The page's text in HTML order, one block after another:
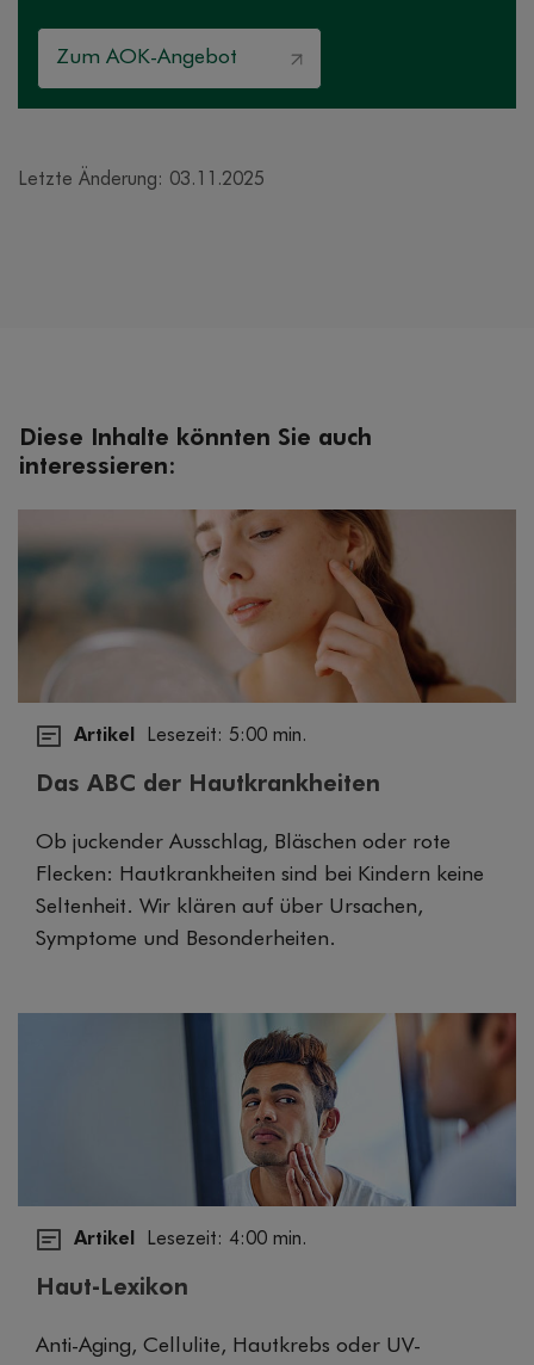
Zum AOK-Angebot
Letzte Änderung: 03.11.2025
Diese Inhalte könnten Sie auch
interessieren:
Artikel Lesezeit: 5:00 min.
Das ABC der Hautkrankheiten
Ob juckender Ausschlag, Bläschen oder rote
Flecken: Hautkrankheiten sind bei Kindern keine
Seltenheit. Wir klären auf über Ursachen,
Symptome und Besonderheiten.
Artikel Lesezeit: 4:00 min.
Haut-Lexikon
Anti-Aging, Cellulite, Hautkrebs oder UV-